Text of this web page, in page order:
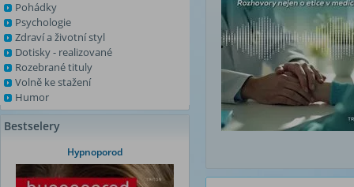
Pohádky
Psychologie
Zdraví a životní styl
Dotisky - realizované
Rozebrané tituly
Volně ke stažení
Humor
Bestselery
Hypnoporod